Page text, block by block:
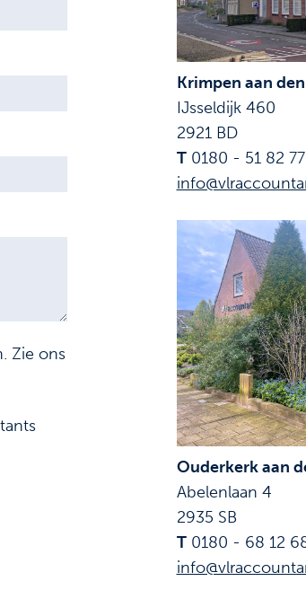
Zie ons
Krimpen aan
IJsseldijk 460
2921 BD
T0180 - 51 82 77
Ouderkerk aan
Abelenlaan 4
2935 SB
T0180 - 68 12